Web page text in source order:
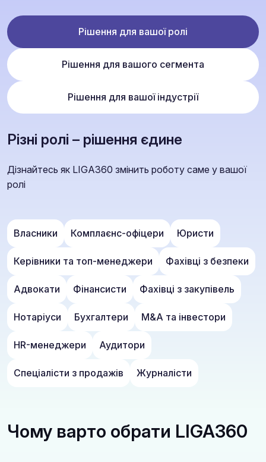
Рішення для вашої ролі
Рішення для вашого сегмента
Рішення для вашої індустрії
Різні ролі – рішення єдине
Дізнайтесь як LIGA360 змінить роботу саме у вашої
ролі
Власники Комплаєнс-офіцери Юристи
Керівники та топ-менеджери Фахівці з безпеки
Адвокати Фінансисти Фахівці з закупівель
Нотаріуси Бухгалтери M&A та інвестори
HR-менеджери Аудитори
Спеціалісти з продажів Журналісти
Чому варто обрати LIGA360